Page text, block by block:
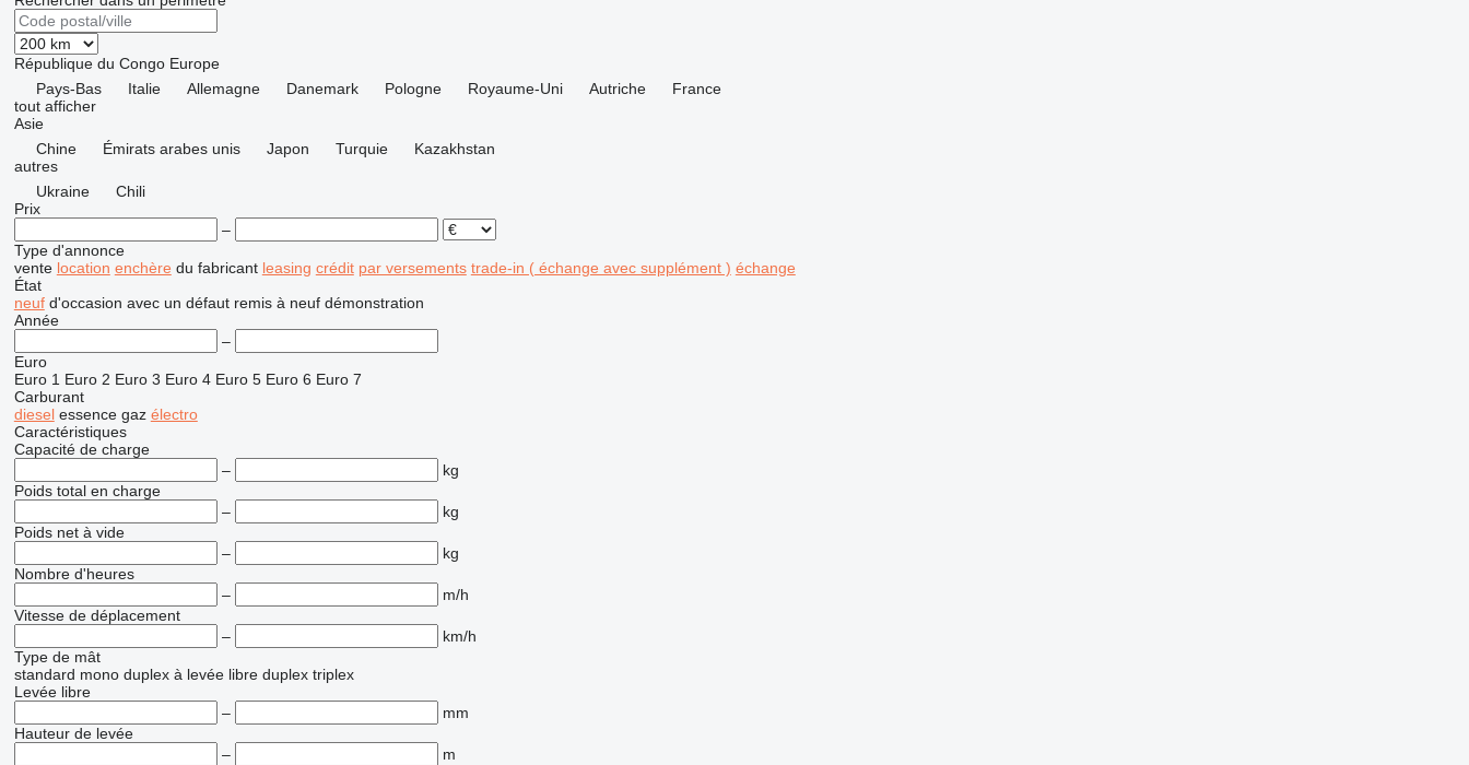
République du Congo Europe
Pays-Bas
Italie Allemagne Danemark Pologne Royaume-Uni Autriche
France
tout afficher
Asie
Chine
Émirats arabes unis Japon Turquie
Kazakhstan
autres
Ukraine
Chili
Prix
–
Type d'annonce
vente location enchère du fabricant leasing crédit par versements trade-in ( échange avec supplément ) échange
État
neuf d'occasion avec un défaut remis à neuf démonstration
Année
–
Euro
Euro 1 Euro 2 Euro 3 Euro 4 Euro 5 Euro 6 Euro 7
Carburant
diesel essence gaz électro
Caractéristiques
Capacité de charge
–
kg
Poids total en charge
–
kg
Poids net à vide
–
kg
Nombre d'heures
–
m/h
Vitesse de déplacement
–
km/h
Type de mât
standard mono duplex à levée libre duplex triplex
Levée libre
–
mm
Hauteur de levée
–
m